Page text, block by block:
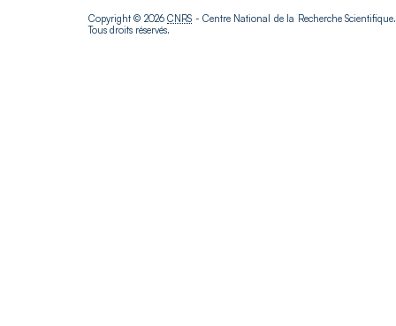
Copyright © 2026CNRS - Centre National de la Recherche Scientifique.
Tous droits réservés.